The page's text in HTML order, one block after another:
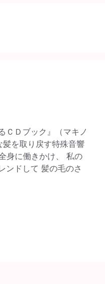
ＣＤブック』（マキノ
を取り戻す特殊音響
身に働きかけ、 私の
ンドして 髪の毛のさ